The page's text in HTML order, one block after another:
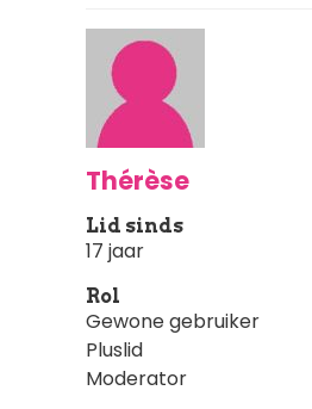
Thérèse
Lid sinds
17 jaar
Rol
Gewone gebruiker
Pluslid
Moderator